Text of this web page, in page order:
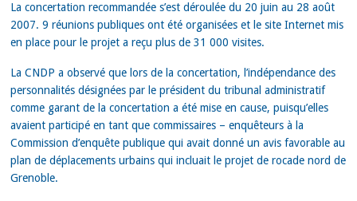
La concertation recommandée s’est déroulée du 20 juin au 28 août
2007. 9 réunions publiques ont été organisées et le site Internet mis
en place pour le projet a reçu plus de 31 000 visites.
La CNDP a observé que lors de la concertation, l’indépendance des
personnalités désignées par le président du tribunal administratif
comme garant de la concertation a été mise en cause, puisqu’elles
avaient participé en tant que commissaires – enquêteurs à la
Commission d’enquête publique qui avait donné un avis favorable au
plan de déplacements urbains qui incluait le projet de rocade nord de
Grenoble.